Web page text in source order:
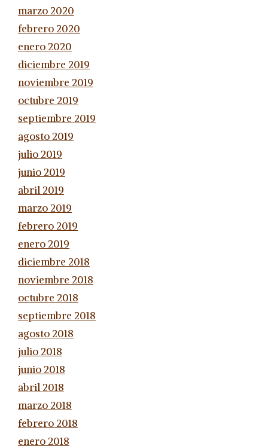
marzo 2020
febrero 2020
enero 2020
diciembre 2019
noviembre 2019
octubre 2019
septiembre 2019
agosto 2019
julio 2019
junio 2019
abril 2019
marzo 2019
febrero 2019
enero 2019
diciembre 2018
noviembre 2018
octubre 2018
septiembre 2018
agosto 2018
julio 2018
junio 2018
abril 2018
marzo 2018
febrero 2018
enero 2018